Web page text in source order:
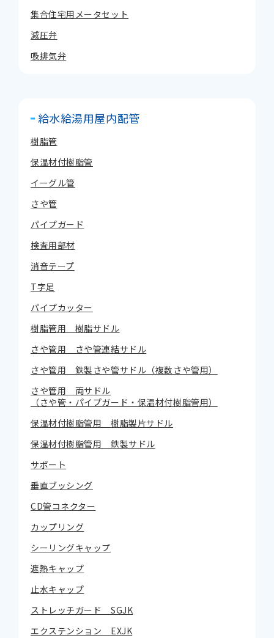
集合住宅用メータセット
減圧弁
吸排気弁
給水給湯用屋内配管
樹脂管
保温材付樹脂管
イーグル管
さや管
パイプガード
検査用部材
消音テープ
T字足
パイプカッター
樹脂管用 樹脂サドル
さや管用 さや管連結サドル
さや管用 鉄製さや管サドル（複数さや管用）
さや管用 両サドル
（さや管・パイプガード・保温材付樹脂管用）
保温材付樹脂管用 樹脂製片サドル
保温材付樹脂管用 鉄製サドル
サポート
垂直ブッシング
CD管コネクター
カップリング
シーリングキャップ
遮熱キャップ
止水キャップ
ストレッチガード SGJK
エクステンション EXJK